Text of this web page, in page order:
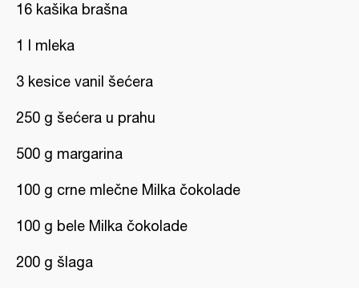
16 kašika brašna
1 l mleka
3 kesice vanil šećera
250 g šećera u prahu
500 g margarina
100 g crne mlečne Milka čokolade
100 g bele Milka čokolade
200 g šlaga